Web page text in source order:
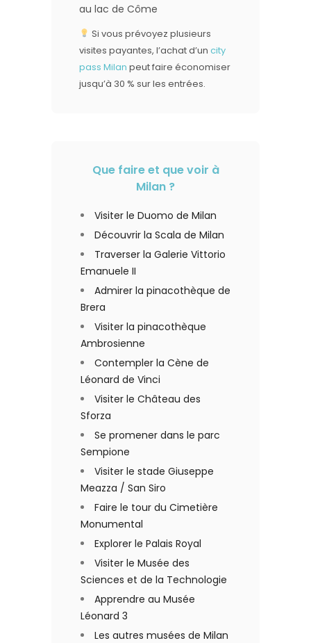
au lac de Côme
Si vous prévoyez plusieurs
visites payantes, l’achat d’un city
pass Milan peut faire économiser
jusqu’à 30 % sur les entrées.
Que faire et que voir à
Milan ?
Visiter le Duomo de Milan
Découvrir la Scala de Milan
Traverser la Galerie Vittorio
Emanuele II
Admirer la pinacothèque de
Brera
Visiter la pinacothèque
Ambrosienne
Contempler la Cène de
Léonard de Vinci
Visiter le Château des
Sforza
Se promener dans le parc
Sempione
Visiter le stade Giuseppe
Meazza / San Siro
Faire le tour du Cimetière
Monumental
Explorer le Palais Royal
Visiter le Musée des
Sciences et de la Technologie
Apprendre au Musée
Léonard 3
Les autres musées de Milan